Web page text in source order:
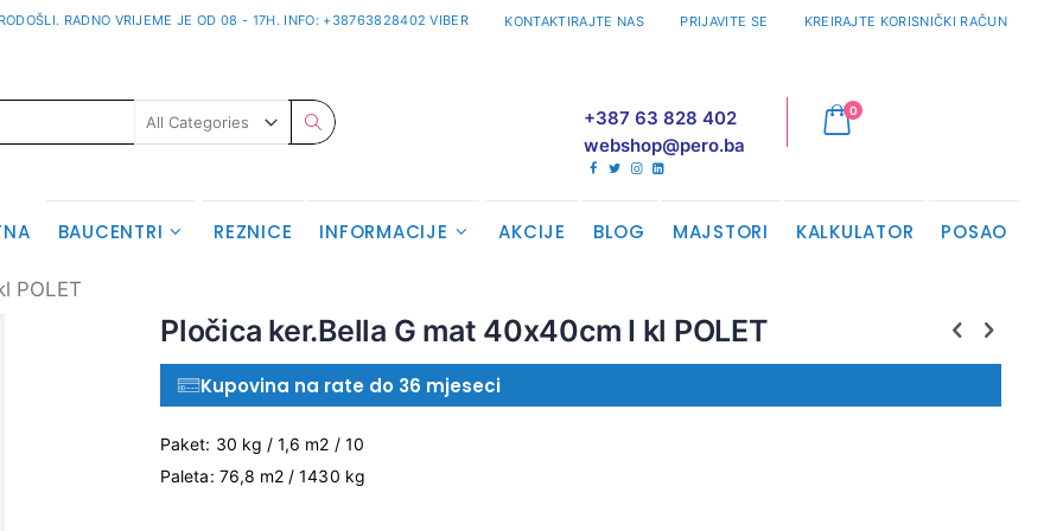
RADNO VRIJEME JE OD 08 - 17H. INFO: +38763828402 VIBER KONTAKTIRAJTE NAS PRIJAVITE SE KREIRAJTE KORISNIČKI RAČUN
Cart
0proizvodi
+387 63 828 402
webshop@pero.ba
BAUCENTRI REZNICE INFORMACIJE AKCIJE BLOG MAJSTORI KALKULATOR POSAO
POLET
Pločica ker.Bella G mat 40x40cm I kl POLET
Kupovina na rate do 36 mjeseci
Paket: 30 kg / 1,6 m2 / 10
Paleta: 76,8 m2 / 1430 kg